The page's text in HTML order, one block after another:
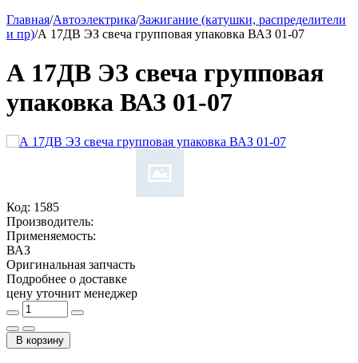
Главная/Автоэлектрика/Зажигание (катушки, распределители
и пр)/А 17ДВ ЭЗ свеча групповая упаковка ВАЗ 01-07
А 17ДВ ЭЗ свеча групповая
упаковка ВАЗ 01-07
Код: 1585
Производитель:
Применяемость:
ВАЗ
Оригинальная запчасть
Подробнее о доставке
цену уточнит менеджер
В корзину